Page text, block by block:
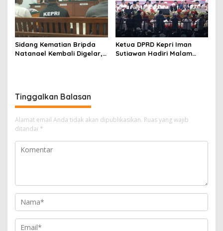
Sidang Kematian Bripda
Natanael Kembali Digelar,
Ketua DPRD Kepri Iman
Sutiawan Hadiri Malam
Tinggalkan Balasan
Alamat email Anda tidak akan dipublikasikan. Ruas yang wajib
ditandai *